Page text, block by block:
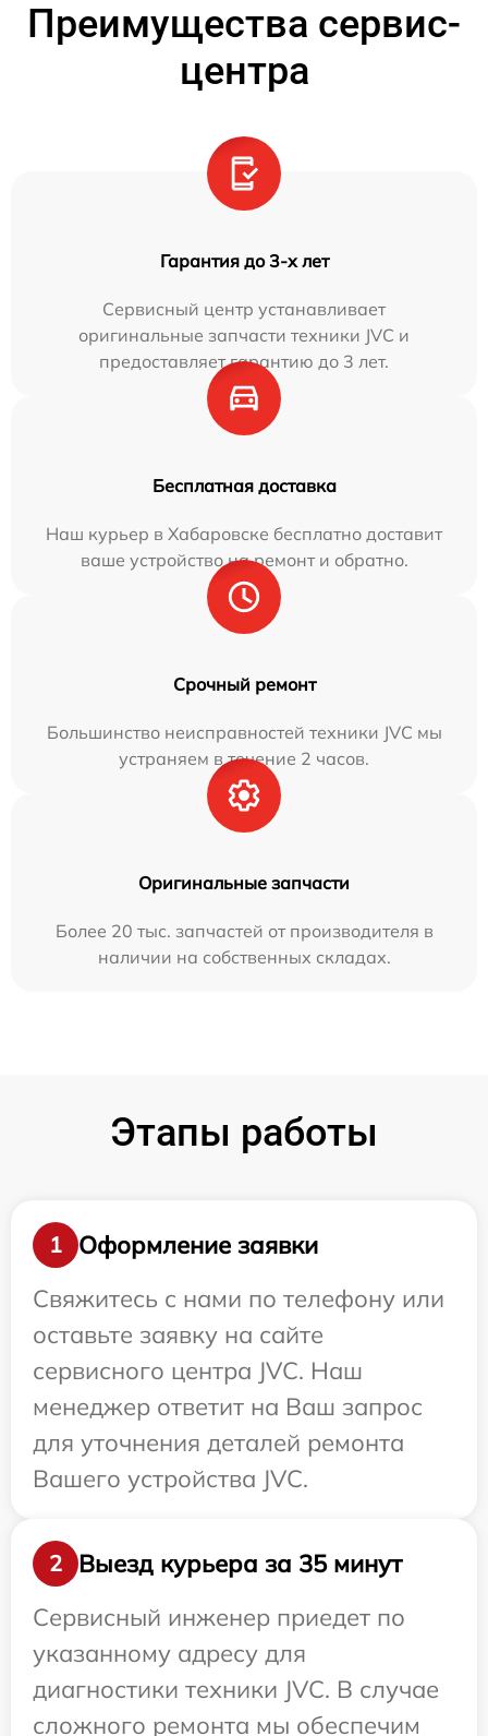
Преимущества сервис-
центра
Гарантия до 3-х лет
Сервисный центр устанавливает
оригинальные запчасти техники JVC и
предоставляет гарантию до 3 лет.
Бесплатная доставка
Наш курьер в Хабаровске бесплатно доставит
ваше устройство на ремонт и обратно.
Срочный ремонт
Большинство неисправностей техники JVC мы
устраняем в течение 2 часов.
Оригинальные запчасти
Более 20 тыс. запчастей от производителя в
наличии на собственных складах.
Этапы работы
1
Оформление заявки
Свяжитесь с нами по телефону или
оставьте заявку на сайте
сервисного центра JVC. Наш
менеджер ответит на Ваш запрос
для уточнения деталей ремонта
Вашего устройства JVC.
2
Выезд курьера за 35 минут
Сервисный инженер приедет по
указанному адресу для
диагностики техники JVC. В случае
сложного ремонта мы обеспечим